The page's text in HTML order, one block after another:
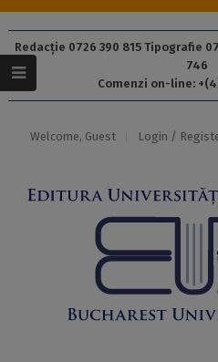
Redacție 0726 390 815 Tipografie
746
Comenzi on-line:
Welcome, Guest Login /